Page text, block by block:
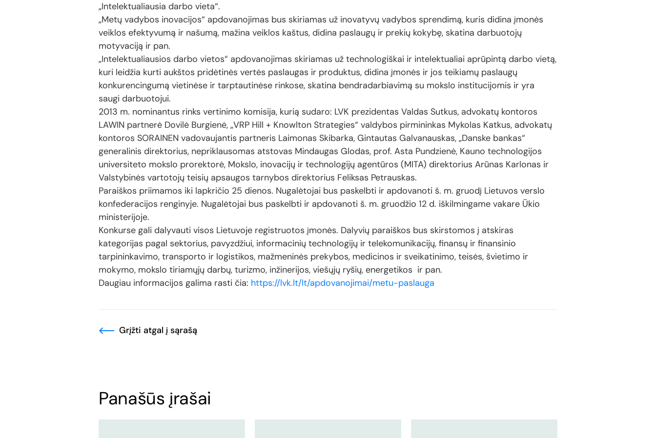
„Intelektualiausia darbo vieta“.
„Metų vadybos inovacijos“ apdovanojimas bus skiriamas už inovatyvų vadybos sprendimą, kuris didina įmonės
veiklos efektyvumą ir našumą, mažina veiklos kaštus, didina paslaugų ir prekių kokybę, skatina darbuotojų
motyvaciją ir pan.
„Intelektualiausios darbo vietos“ apdovanojimas skiriamas už technologiškai ir intelektualiai aprūpintą darbo vietą,
kuri leidžia kurti aukštos pridėtinės vertės paslaugas ir produktus, didina įmonės ir jos teikiamų paslaugų
konkurencingumą vietinėse ir tarptautinėse rinkose, skatina bendradarbiavimą su mokslo institucijomis ir yra
saugi darbuotojui.
2013 m. nominantus rinks vertinimo komisija, kurią sudaro: LVK prezidentas Valdas Sutkus, advokatų kontoros
LAWIN partnerė Dovilė Burgienė, „VRP Hill + Knowlton Strategies“ valdybos pirmininkas Mykolas Katkus, advokatų
kontoros SORAINEN vadovaujantis partneris Laimonas Skibarka, Gintautas Galvanauskas, „Danske bankas“
generalinis direktorius, nepriklausomas atstovas Mindaugas Glodas, prof. Asta Pundzienė, Kauno technologijos
universiteto mokslo prorektorė, Mokslo, inovacijų ir technologijų agentūros (MITA) direktorius Arūnas Karlonas ir
Valstybinės vartotojų teisių apsaugos tarnybos direktorius Feliksas Petrauskas.
Paraiškos priimamos iki lapkričio 25 dienos. Nugalėtojai bus paskelbti ir apdovanoti š. m. gruodį Lietuvos verslo
konfederacijos renginyje. Nugalėtojai bus paskelbti ir apdovanoti š. m. gruodžio 12 d. iškilmingame vakare Ūkio
ministerijoje.
Konkurse gali dalyvauti visos Lietuvoje registruotos įmonės. Dalyvių paraiškos bus skirstomos į atskiras
kategorijas pagal sektorius, pavyzdžiui, informacinių technologijų ir telekomunikacijų, finansų ir finansinio
tarpininkavimo, transporto ir logistikos, mažmeninės prekybos, medicinos ir sveikatinimo, teisės, švietimo ir
mokymo, mokslo tiriamųjų darbų, turizmo, inžinerijos, viešųjų ryšių, energetikos ir pan.
Daugiau informacijos galima rasti čia: https://lvk.lt/lt/apdovanojimai/metu-paslauga
Grįžti atgal į sąrašą
Panašūs įrašai